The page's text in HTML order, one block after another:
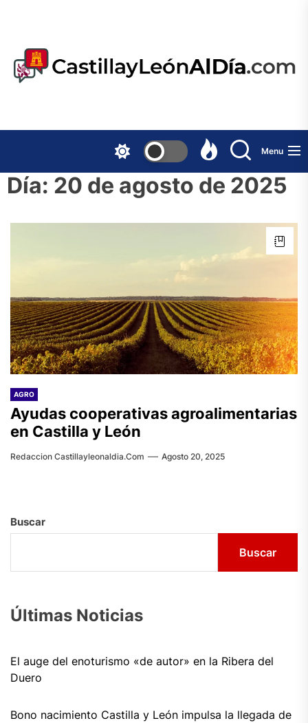
content
Menu
Día: 20 de agosto de 2025
AGRO
Ayudas cooperativas agroalimentarias
en Castilla y León
Redaccion Castillayleonaldia.com Agosto 20, 2025
Buscar
Buscar
Últimas Noticias
El auge del enoturismo «de autor» en la Ribera del
Duero
Bono nacimiento Castilla y León impulsa la llegada de